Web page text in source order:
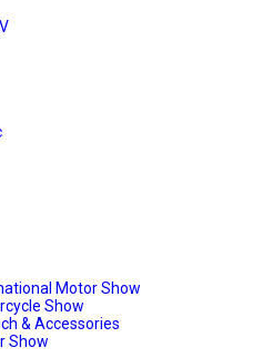
Motor Show
Show
& Accessories
Show